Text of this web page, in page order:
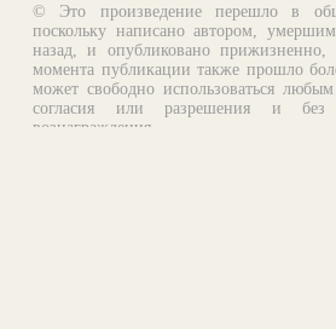
© Это произведение перешло в
поскольку написано автором,
назад, и опубликовано
момента публикации также прошло
может свободно использоваться
согласия или разрешения и без
вознаграждения.